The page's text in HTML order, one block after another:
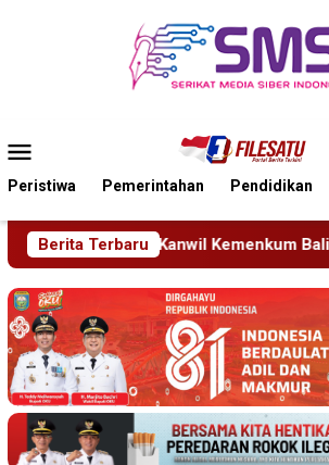
Mobile
Peristiwa Pemerintahan Pendidikan
Berita Terbaru
Bali Semarakkan Hari Pengayoman ke-81